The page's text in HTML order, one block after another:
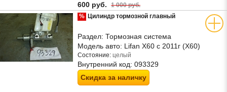
600 руб. 1 000 руб.
% Цилиндр тормозной главный
Раздел: Тормозная система
Модель авто: Lifan X60 с 2011г (Х60)
Состояние: целый
Внутренний код: 093329
Скидка за наличку